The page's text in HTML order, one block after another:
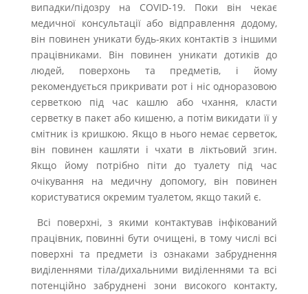
випадки/підозру на COVID-19. Поки він чекає
медичної консультації або відправлення додому,
він повинен уникати будь-яких контактів з іншими
працівниками. Він повинен уникати дотиків до
людей, поверхонь та предметів, і йому
рекомендується прикривати рот і ніс одноразовою
серветкою під час кашлю або чхання, класти
серветку в пакет або кишеню, а потім викидати її у
смітник із кришкою. Якщо в нього немає серветок,
він повинен кашляти і чхати в ліктьовий згин.
Якщо йому потрібно піти до туалету під час
очікування на медичну допомогу, він повинен
користуватися окремим туалетом, якщо такий є.
Всі поверхні, з якими контактував інфікований
працівник, повинні бути очищені, в тому числі всі
поверхні та предмети із ознаками забруднення
виділеннями тіла/дихальними виділеннями та всі
потенційно забруднені зони високого контакту,